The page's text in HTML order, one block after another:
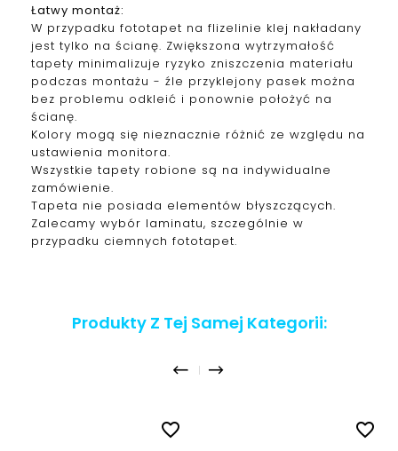
Łatwy montaż:
W przypadku fototapet na flizelinie klej nakładany
jest tylko na ścianę. Zwiększona wytrzymałość
tapety minimalizuje ryzyko zniszczenia materiału
podczas montażu - źle przyklejony pasek można
bez problemu odkleić i ponownie położyć na
ścianę.
Kolory mogą się nieznacznie różnić ze względu na
ustawienia monitora.
Wszystkie tapety robione są na indywidualne
zamówienie.
Tapeta nie posiada elementów błyszczących.
Zalecamy wybór laminatu, szczególnie w
przypadku ciemnych fototapet.
Produkty Z Tej Samej Kategorii:
favorite_border favorite_border